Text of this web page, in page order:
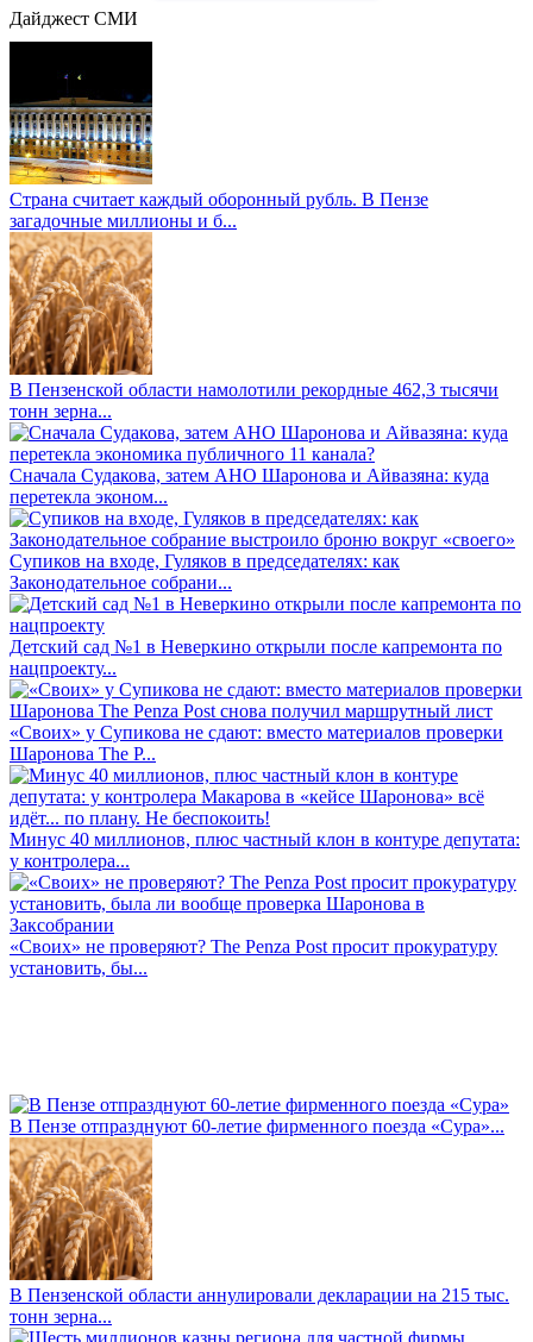
Дайджест СМИ
Страна считает каждый оборонный рубль. В Пензе
загадочные миллионы и б...
В Пензенской области намолотили рекордные 462,3 тысячи
тонн зерна...
Сначала Судакова, затем АНО Шаронова и Айвазяна: куда
перетекла эконом...
Супиков на входе, Гуляков в председателях: как
Законодательное собрани...
Детский сад №1 в Неверкино открыли после капремонта по
нацпроекту...
«Своих» у Супикова не сдают: вместо материалов проверки
Шаронова The P...
Минус 40 миллионов, плюс частный клон в контуре депутата:
у контролера...
«Своих» не проверяют? The Penza Post просит прокуратуру
установить, бы...
В Пензе отпразднуют 60-летие фирменного поезда «Сура»...
В Пензенской области аннулировали декларации на 215 тыс.
тонн зерна...